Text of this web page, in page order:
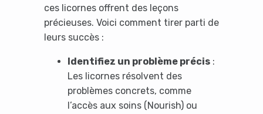
ces licornes offrent des leçons
précieuses. Voici comment tirer parti de
leurs succès :
Identifiez un problème précis:
Les licornes résolvent des
problèmes concrets, comme
l’accès aux soins (Nourish) ou